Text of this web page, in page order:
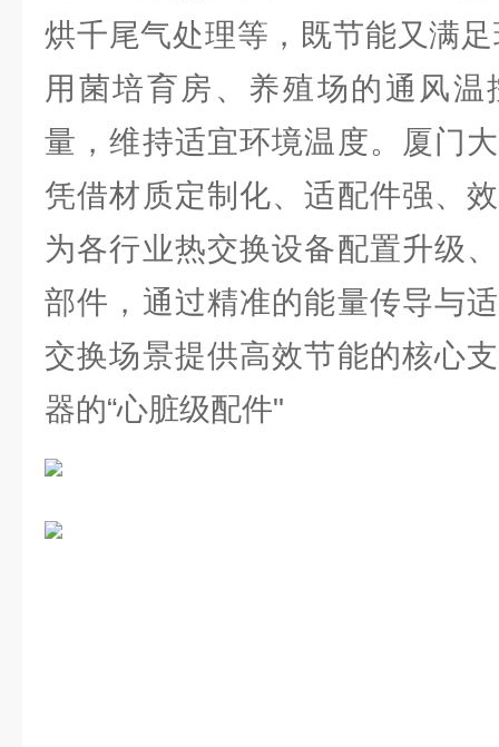
烘千尾气处理等，既节能又满
用菌培育房、养殖场的通风
量，维持适宜环境温度。厦门
凭借材质定制化、适配件强、
为各行业热交换设备配置升级
部件，通过精准的能量传导与
交换场景提供高效节能的核心
器的“心脏级配件"